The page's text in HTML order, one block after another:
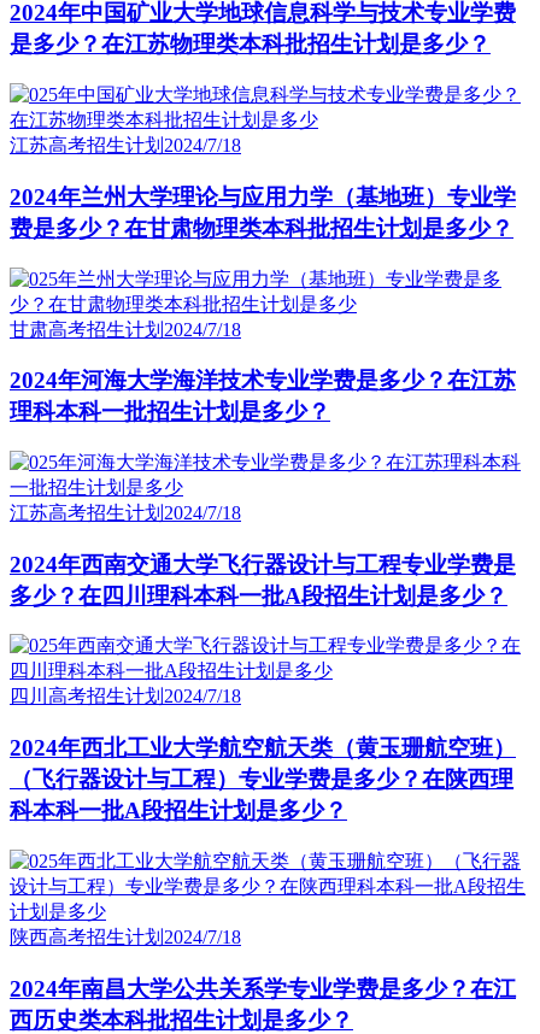
2024年中国矿业大学地球信息科学与技术专业学费
是多少？在江苏物理类本科批招生计划是多少？
江苏高考招生计划 2024/7/18
2024年兰州大学理论与应用力学（基地班）专业学
费是多少？在甘肃物理类本科批招生计划是多少？
甘肃高考招生计划 2024/7/18
2024年河海大学海洋技术专业学费是多少？在江苏
理科本科一批招生计划是多少？
江苏高考招生计划 2024/7/18
2024年西南交通大学飞行器设计与工程专业学费是
多少？在四川理科本科一批A段招生计划是多少？
四川高考招生计划 2024/7/18
2024年西北工业大学航空航天类（黄玉珊航空班）
（飞行器设计与工程）专业学费是多少？在陕西理
科本科一批A段招生计划是多少？
陕西高考招生计划 2024/7/18
2024年南昌大学公共关系学专业学费是多少？在江
西历史类本科批招生计划是多少？